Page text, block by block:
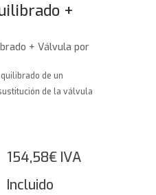
+
+ Válvula por
de un
de la válvula
154,58€ IVA
Incluido